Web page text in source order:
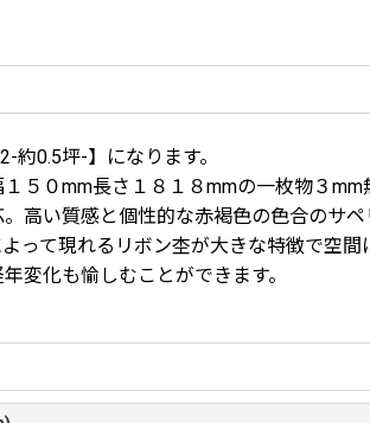
約0.5坪-】になります。
５０mm長さ１８１８mmの一枚物３mm
高い質感と個性的な赤褐色の色合のサ
って現れるリボン杢が大きな特徴で空
変化も愉しむことができます。